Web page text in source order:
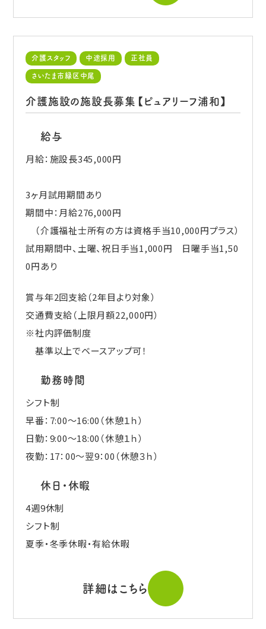
介護スタッフ 中途採用
正社員
さいたま市緑区中尾
介護施設の施設長募集【ピュアリーフ浦和】
給与
月給：施設長345,000円
3ヶ月試用期間あり
期間中：月給276,000円
（介護福祉士所有の方は資格手当10,000円プラス）
試用期間中、土曜、祝日手当1,000円 日曜手当1,50
0円あり
賞与年2回支給（2年目より対象）
交通費支給（上限月額22,000円）
※社内評価制度
基準以上でベースアップ可！
勤務時間
シフト制
早番：7:00～16:00（休憩１ｈ）
日勤：9:00～18:00（休憩１ｈ）
夜勤：17：00～翌9：00（休憩３ｈ）
休日・休暇
4週9休制
シフト制
夏季・冬季休暇・有給休暇
詳細はこちら